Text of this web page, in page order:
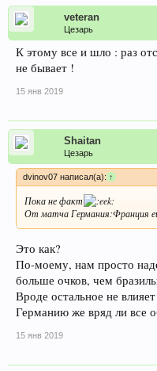
veteran
Цезарь
К этому все и шло : раз
не бывает !
15 янв 2019
Shaitan
Цезарь
dvinov07 написал(а): ↑
Пока не факт
От матча Германия:Франция
Это как?
По-моему, нам просто
больше очков, чем
Вроде остальное не
Германию же вряд ли все
15 янв 2019